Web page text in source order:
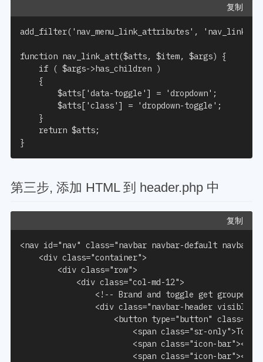
复制
add_filter('nav_menu_link_attributes',
function nav_link_att($atts, $item, $args) {
}
第三步, 添加 HTML 到 header.php 中
复制
<nav id="nav" class="navbar navbar-default navbar-
<div class="container">
<div class="row">
<div class="col-md-12">
<!-- Brand and toggle get grouped
<div class="navbar-header visible-
<button type="button" class=
<span class="sr-only">
<span class="icon-bar"></
<span class="icon-bar"></